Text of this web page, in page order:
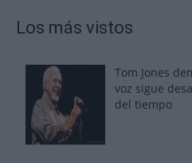
Los más vistos
Tom Jones
voz sigue
del tiempo